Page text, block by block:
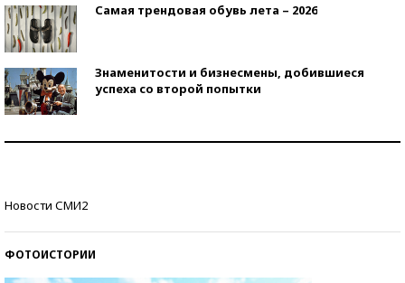
Самая трендовая обувь лета – 2026
Знаменитости и бизнесмены, добившиеся
успеха со второй попытки
Новости СМИ2
ФОТОИСТОРИИ